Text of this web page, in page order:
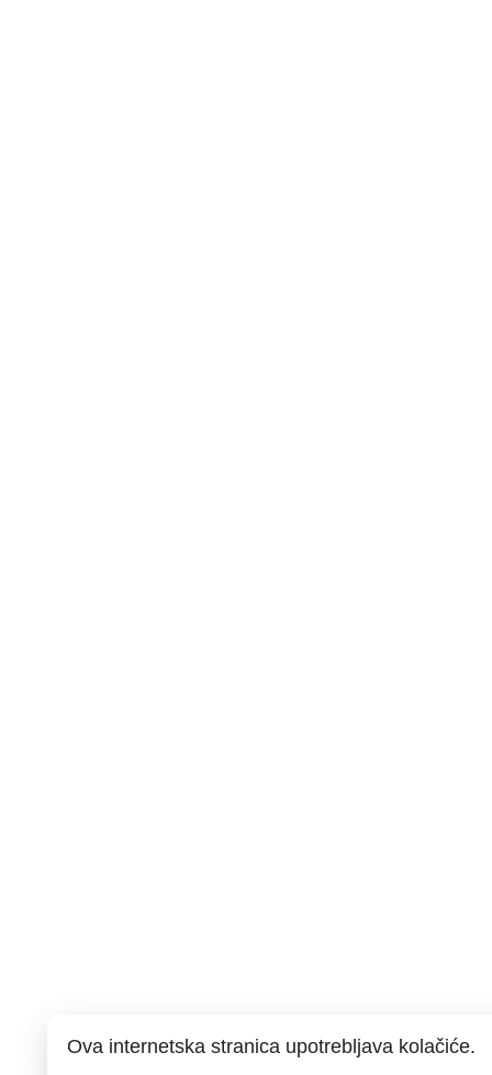
Ova internetska stranica upotrebljava kolačiće.